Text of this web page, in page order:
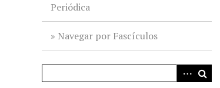
Periódica
Navegar por Fascículos